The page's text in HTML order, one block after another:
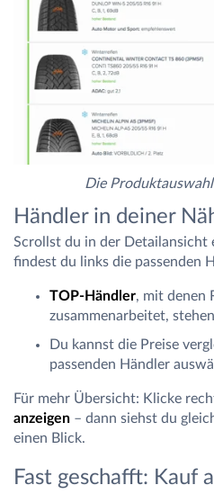
Die
Händler in deiner
Scrollst du in der Detailansicht
findest du links die passenden
TOP-Händler, mit denen
zusammenarbeitet,
Du kannst die Preise
passenden Händler
Für mehr Übersicht: Klicke
anzeigen – dann siehst du
einen Blick.
Fast geschafft: Kauf